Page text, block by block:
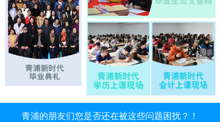
青浦的朋友们您是否还在被这些问题困扰？！